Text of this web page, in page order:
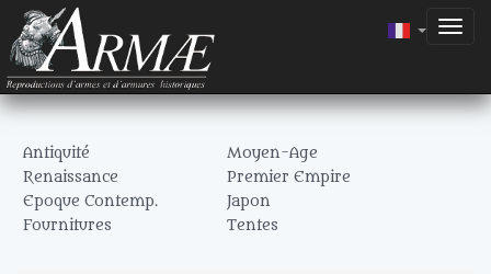
Antiquité
Moyen-Age
Renaissance
Premier Empire
Epoque Contemp.
Japon
Fournitures
Tentes